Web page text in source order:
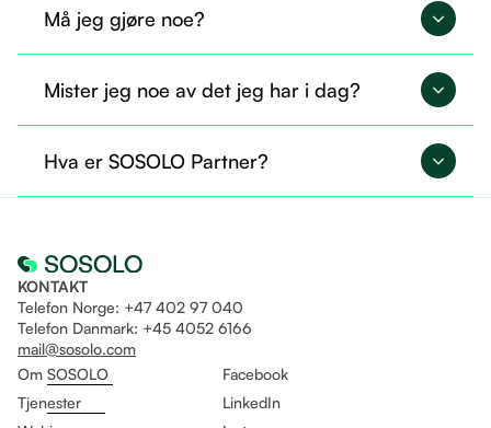
nøyaktig samme måte.
Må jeg gjøre noe?
overført, og du kan fortsette som før.
Mister jeg noe av det jeg har i dag?
bruker. I tillegg får du mulighet til å ta i bruk flere
Hva er SOSOLO Partner?
KONTAKT
Telefon Norge: +47 402 97 040
Telefon Danmark: +45 4052 6166
mail@sosolo.com
Om SOSOLO
Tjenester
Facebook
LinkedIn